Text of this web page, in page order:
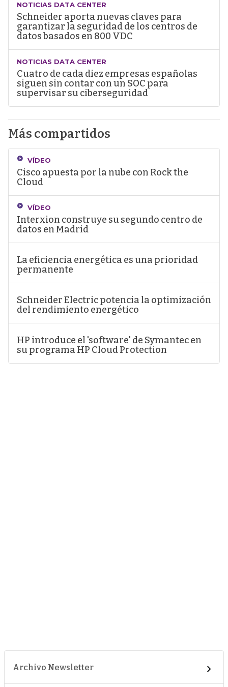
NOTICIAS DATA CENTER
Schneider aporta nuevas claves para
garantizar la seguridad de los centros de
datos basados en 800 VDC
NOTICIAS DATA CENTER
Cuatro de cada diez empresas españolas
siguen sin contar con un SOC para
supervisar su ciberseguridad
Más compartidos
VÍDEO
Cisco apuesta por la nube con Rock the
Cloud
VÍDEO
Interxion construye su segundo centro de
datos en Madrid
La eficiencia energética es una prioridad
permanente
Schneider Electric potencia la optimización
del rendimiento energético
HP introduce el 'software' de Symantec en
su programa HP Cloud Protection
Archivo Newsletter